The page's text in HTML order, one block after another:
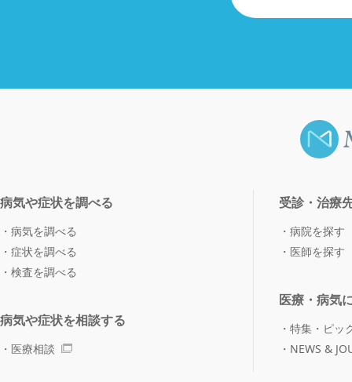
病気や症状を調べる
病気を調べる
症状を調べる
検査を調べる
病気や症状を相談する
医療相談
受診・治療
病院を探す
医師を探す
医療・病気
特集・ピッ
NEWS &